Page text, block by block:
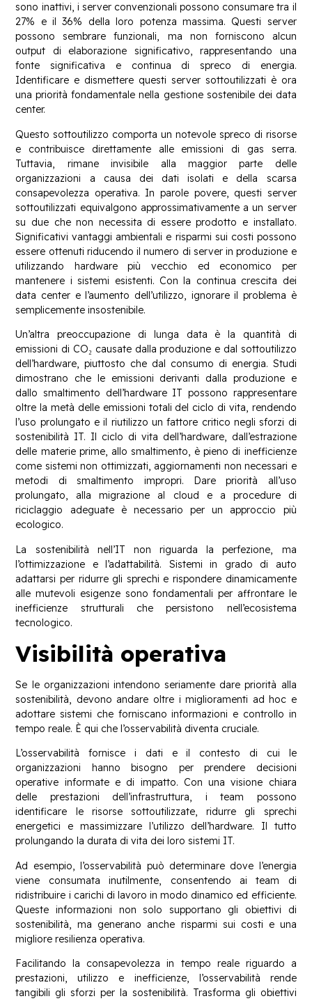
sono inattivi, i server convenzionali possono consumare tra il
27% e il 36% della loro potenza massima. Questi server
possono sembrare funzionali, ma non forniscono alcun
output di elaborazione significativo, rappresentando una
fonte significativa e continua di spreco di energia.
Identificare e dismettere questi server sottoutilizzati è ora
una priorità fondamentale nella gestione sostenibile dei data
center.
Questo sottoutilizzo comporta un notevole spreco di risorse
e contribuisce direttamente alle emissioni di gas serra.
Tuttavia, rimane invisibile alla maggior parte delle
organizzazioni a causa dei dati isolati e della scarsa
consapevolezza operativa. In parole povere, questi server
sottoutilizzati equivalgono approssimativamente a un server
su due che non necessita di essere prodotto e installato.
Significativi vantaggi ambientali e risparmi sui costi possono
essere ottenuti riducendo il numero di server in produzione e
utilizzando hardware più vecchio ed economico per
mantenere i sistemi esistenti. Con la continua crescita dei
data center e l’aumento dell’utilizzo, ignorare il problema è
semplicemente insostenibile.
Un’altra preoccupazione di lunga data è la quantità di
emissioni di CO₂ causate dalla produzione e dal sottoutilizzo
dell’hardware, piuttosto che dal consumo di energia. Studi
dimostrano che le emissioni derivanti dalla produzione e
dallo smaltimento dell’hardware IT possono rappresentare
oltre la metà delle emissioni totali del ciclo di vita, rendendo
l’uso prolungato e il riutilizzo un fattore critico negli sforzi di
sostenibilità IT. Il ciclo di vita dell’hardware, dall’estrazione
delle materie prime, allo smaltimento, è pieno di inefficienze
come sistemi non ottimizzati, aggiornamenti non necessari e
metodi di smaltimento impropri. Dare priorità all’uso
prolungato, alla migrazione al cloud e a procedure di
riciclaggio adeguate è necessario per un approccio più
ecologico.
La sostenibilità nell’IT non riguarda la perfezione, ma
l’ottimizzazione e l’adattabilità. Sistemi in grado di auto
adattarsi per ridurre gli sprechi e rispondere dinamicamente
alle mutevoli esigenze sono fondamentali per affrontare le
inefficienze strutturali che persistono nell’ecosistema
tecnologico.
Visibilità operativa
Se le organizzazioni intendono seriamente dare priorità alla
sostenibilità, devono andare oltre i miglioramenti ad hoc e
adottare sistemi che forniscano informazioni e controllo in
tempo reale. È qui che l’osservabilità diventa cruciale.
L’osservabilità fornisce i dati e il contesto di cui le
organizzazioni hanno bisogno per prendere decisioni
operative informate e di impatto. Con una visione chiara
delle prestazioni dell’infrastruttura, i team possono
identificare le risorse sottoutilizzate, ridurre gli sprechi
energetici e massimizzare l’utilizzo dell’hardware. Il tutto
prolungando la durata di vita dei loro sistemi IT.
Ad esempio, l’osservabilità può determinare dove l’energia
viene consumata inutilmente, consentendo ai team di
ridistribuire i carichi di lavoro in modo dinamico ed efficiente.
Queste informazioni non solo supportano gli obiettivi di
sostenibilità, ma generano anche risparmi sui costi e una
migliore resilienza operativa.
Facilitando la consapevolezza in tempo reale riguardo a
prestazioni, utilizzo e inefficienze, l’osservabilità rende
tangibili gli sforzi per la sostenibilità. Trasforma gli obiettivi